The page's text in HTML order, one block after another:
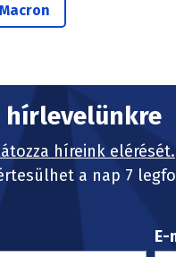
hírlevelünkre
híreink elérését.
a nap 7
E-